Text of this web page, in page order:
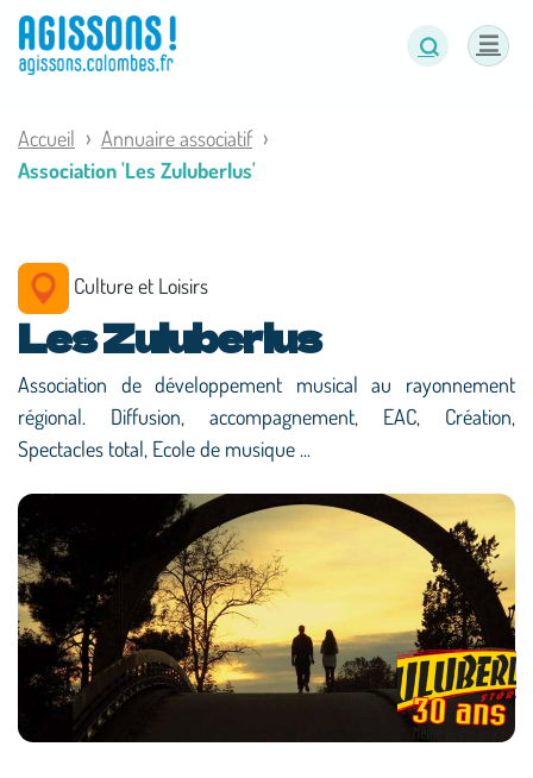
Accueil
Annuaire associatif
Association 'Les Zuluberlus'
Culture et Loisirs
Les Zuluberlus
Association de développement musical au rayonnement
régional. Diffusion, accompagnement, EAC, Création,
Spectacles total, Ecole de musique ...
Panneau de gestion des cookies